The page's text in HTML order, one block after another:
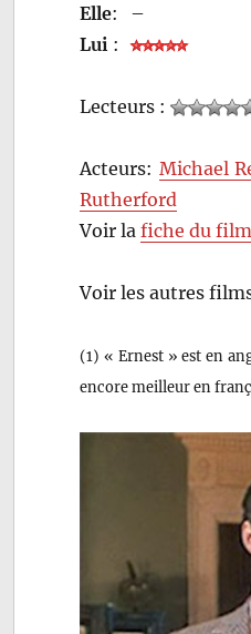
Elle:
–
Lui :
Lecteurs :
Acteurs: Michael
Rutherford
Voir lafiche du film
Voir les autres
(1) « Ernest » est en
encore meilleur en